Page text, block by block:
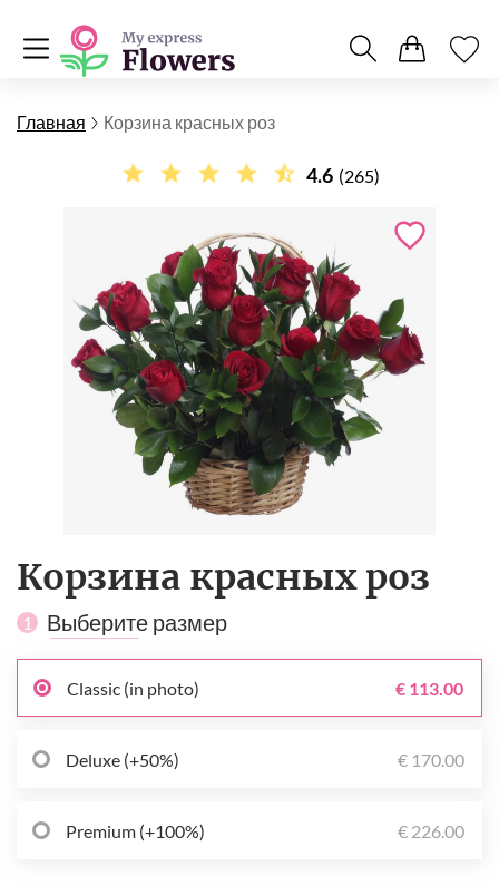
Главная Корзина красных роз
4.6 (265)
Корзина красных роз
1 Выберите размер
Classic (in photo) € 113.00
Deluxe (+50%) € 170.00
Premium (+100%) € 226.00